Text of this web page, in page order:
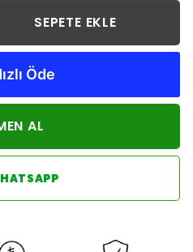
SEPETE EKLE
AL